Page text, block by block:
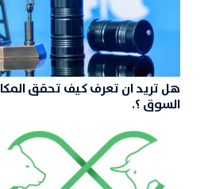
هل تريد ان تعرف كيف تحقق
السوق ؟.